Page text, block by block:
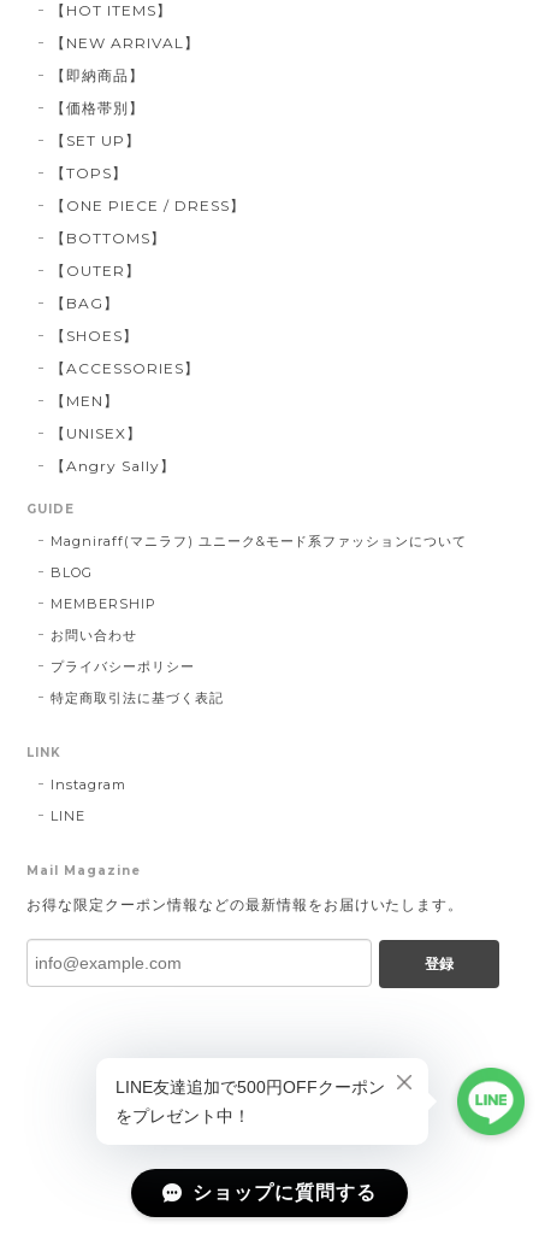
【HOT ITEMS】
【NEW ARRIVAL】
【即納商品】
【価格帯別】
【SET UP】
【TOPS】
【ONE PIECE / DRESS】
【BOTTOMS】
【OUTER】
【BAG】
【SHOES】
【ACCESSORIES】
【MEN】
【UNISEX】
【Angry Sally】
GUIDE
Magniraff(マニラフ) ユニーク&モード系ファッションについて
BLOG
MEMBERSHIP
お問い合わせ
プライバシーポリシー
特定商取引法に基づく表記
LINK
Instagram
LINE
Mail Magazine
お得な限定クーポン情報などの最新情報をお届けいたします。
登録
ショップに質問する